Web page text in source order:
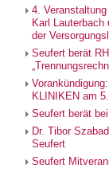
4.
Karl
der
Seufert berät
KLINIKEN am
Seufert berät
Dr. Tibor
Seufert
Seufert